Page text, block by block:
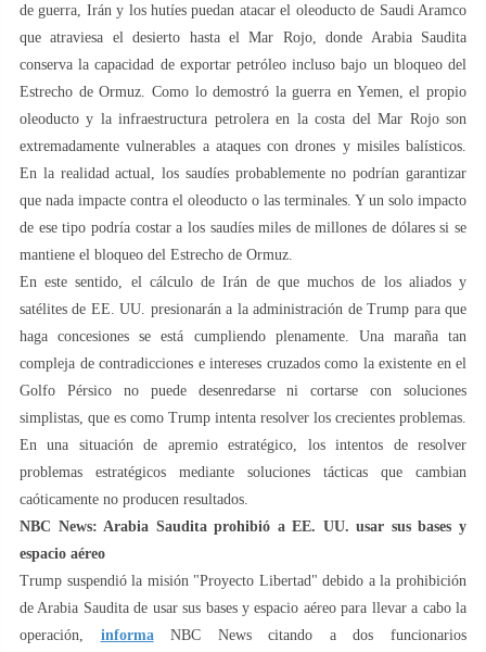
de guerra, Irán y los hutíes puedan atacar el oleoducto de Saudi Aramco
que atraviesa el desierto hasta el Mar Rojo, donde Arabia Saudita
conserva la capacidad de exportar petróleo incluso bajo un bloqueo del
Estrecho de Ormuz. Como lo demostró la guerra en Yemen, el propio
oleoducto y la infraestructura petrolera en la costa del Mar Rojo son
extremadamente vulnerables a ataques con drones y misiles balísticos.
En la realidad actual, los saudíes probablemente no podrían garantizar
que nada impacte contra el oleoducto o las terminales. Y un solo impacto
de ese tipo podría costar a los saudíes miles de millones de dólares si se
mantiene el bloqueo del Estrecho de Ormuz.
En este sentido, el cálculo de Irán de que muchos de los aliados y
satélites de EE. UU. presionarán a la administración de Trump para que
haga concesiones se está cumpliendo plenamente. Una maraña tan
compleja de contradicciones e intereses cruzados como la existente en el
Golfo Pérsico no puede desenredarse ni cortarse con soluciones
simplistas, que es como Trump intenta resolver los crecientes problemas.
En una situación de apremio estratégico, los intentos de resolver
problemas estratégicos mediante soluciones tácticas que cambian
caóticamente no producen resultados.
NBC News: Arabia Saudita prohibió a EE. UU. usar sus bases y
espacio aéreo
Trump suspendió la misión "Proyecto Libertad" debido a la prohibición
de Arabia Saudita de usar sus bases y espacio aéreo para llevar a cabo la
operación, informaNBC News citando a dos funcionarios